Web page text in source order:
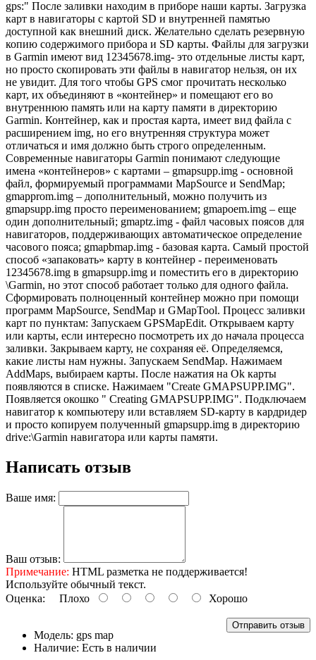
gps:" После заливки находим в приборе наши карты. Загрузка
карт в навигаторы c картой SD и внутренней памятью
доступной как внешний диск. Желательно сделать резервную
копию содержимого прибора и SD карты. Файлы для загрузки
в Garmin имеют вид 12345678.img- это отдельные листы карт,
но просто скопировать эти файлы в навигатор нельзя, он их
не увидит. Для того чтобы GPS смог прочитать несколько
карт, их объединяют в «контейнер» и помещают его во
внутреннюю память или на карту памяти в директорию
Garmin. Контейнер, как и простая карта, имеет вид файла с
расширением img, но его внутренняя структура может
отличаться и имя должно быть строго определенным.
Современные навигаторы Garmin понимают следующие
имена «контейнеров» с картами – gmapsupp.img - основной
файл, формируемый программами MapSource и SendMap;
gmapprom.img – дополнительный, можно получить из
gmapsupp.img просто переименованием; gmapoem.img – еще
один дополнительный; gmaptz.img - файл часовых поясов для
навигаторов, поддерживающих автоматическое определение
часового пояса; gmapbmap.img - базовая карта. Самый простой
способ «запаковать» карту в контейнер - переименовать
12345678.img в gmapsupp.img и поместить его в директорию
\Garmin, но этот способ работает только для одного файла.
Сформировать полноценный контейнер можно при помощи
программ MapSource, SendMap и GMapTool. Процесс заливки
карт по пунктам: Запускаем GPSMapEdit. Открываем карту
или карты, если интересно посмотреть их до начала процесса
заливки. Закрываем карту, не сохраняя её. Определяемся,
какие листы нам нужны. Запускаем SendMap. Нажимаем
AddMaps, выбираем карты. После нажатия на Ok карты
появляются в списке. Нажимаем "Create GMAPSUPP.IMG".
Появляется окошко " Creating GMAPSUPP.IMG". Подключаем
навигатор к компьютеру или вставляем SD-карту в кардридер
и просто копируем полученный gmapsupp.img в директорию
drive:\Garmin навигатора или карты памяти.
Написать отзыв
Ваше имя:
Ваш отзыв:
Примечание: HTML разметка не поддерживается!
Используйте обычный текст.
Оценка: Плохо Хорошо
Отправить отзыв
Модель: gps map
Наличие: Есть в наличии